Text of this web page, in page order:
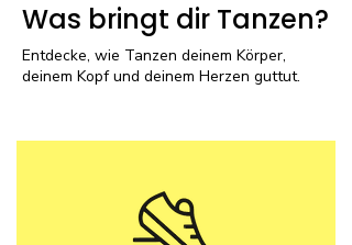
Was bringt dir Tanzen?
Entdecke, wie Tanzen deinem Körper,
deinem Kopf und deinem Herzen guttut.